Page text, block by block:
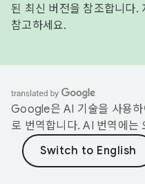
된 최신 버전을 참조합니다.
참고하세요.
Google은 AI 기술을 사용하
로 번역합니다. AI 번역에는